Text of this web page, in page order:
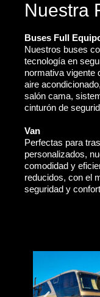
Nuestra
Buses Full
Nuestros buses
tecnología en
normativa vigente
aire
salón cama,
cinturón de
Van
Perfectas para
personalizados,
comodidad y
reducidos, con el
seguridad y